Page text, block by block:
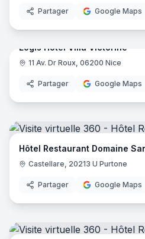
Partager Google Maps
Logis Hôtel Villa Victorine
11 Av. Dr Roux, 06200 Nice
Partager Google Maps
Hôtel Restaurant Domaine
Castellare, 20213 U Purtone
Partager Google Maps